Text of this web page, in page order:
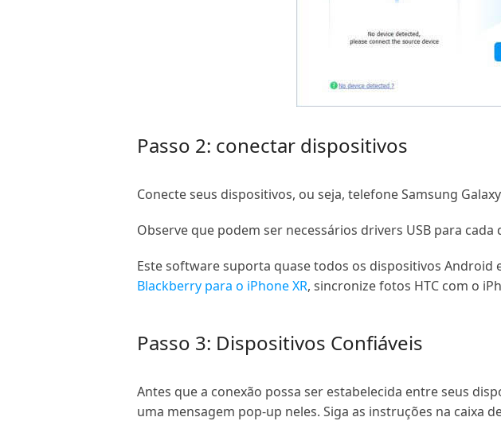
Passo 2: conectar dispositivos
Conecte seus dispositivos, ou seja, telefone Samsung
Observe que podem ser necessários drivers USB para cada
Este software suporta quase todos os dispositivos
Blackberry para o iPhone XR, sincronize fotos HTC com o
Passo 3: Dispositivos Confiáveis
Antes que a conexão possa ser estabelecida entre seus
uma mensagem pop-up neles. Siga as instruções na caixa